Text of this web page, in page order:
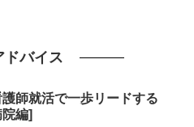
ドバイス
師就活で一歩リードする
編]